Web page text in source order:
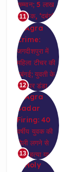
11
12
13